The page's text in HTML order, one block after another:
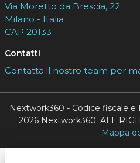
Via Moretto da Brescia, 22
Milano - Italia
CAP 20133
Contatti
Contatta il nostro team per
Nextwork360 - Codice fiscale
2026 Nextwork360. ALL
Mappa